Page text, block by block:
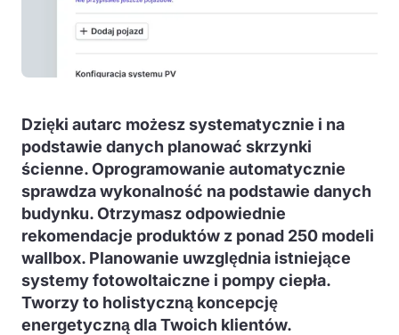
Dzięki autarc możesz systematycznie i na
podstawie danych planować skrzynki
ścienne. Oprogramowanie automatycznie
sprawdza wykonalność na podstawie danych
budynku. Otrzymasz odpowiednie
rekomendacje produktów z ponad 250 modeli
wallbox. Planowanie uwzględnia istniejące
systemy fotowoltaiczne i pompy ciepła.
Tworzy to holistyczną koncepcję
energetyczną dla Twoich klientów.